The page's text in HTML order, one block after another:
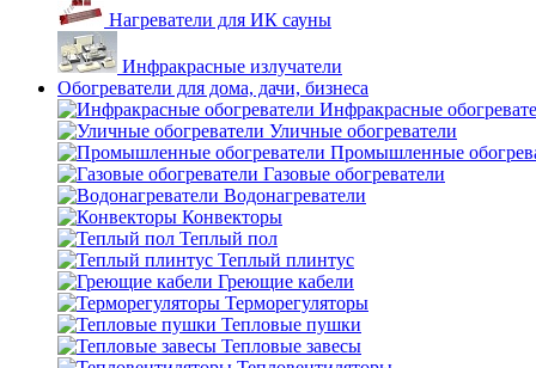
Нагреватели для ИК сауны
Инфракрасные излучатели
Обогреватели для дома, дачи, бизнеса
Инфракрасные
Уличные обогреватели
Промышленные
Газовые обогреватели
Водонагреватели
Конвекторы
Теплый пол
Теплый плинтус
Греющие кабели
Терморегуляторы
Тепловые пушки
Тепловые завесы